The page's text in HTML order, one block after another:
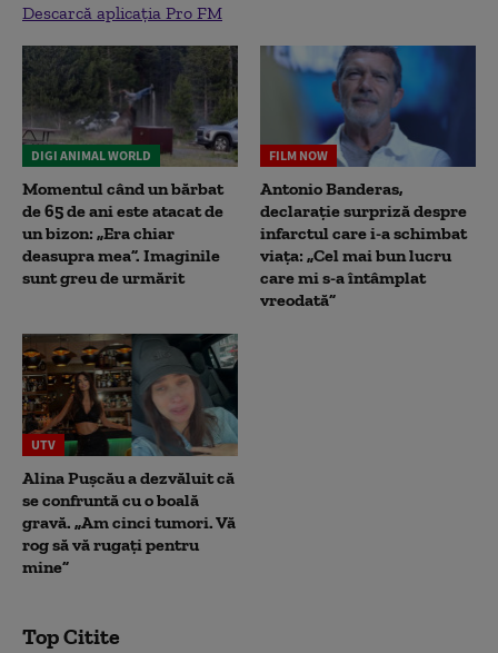
Descarcă aplicația Pro FM
DIGI ANIMAL WORLD
Momentul când un bărbat
de 65 de ani este atacat de
un bizon: „Era chiar
deasupra mea”. Imaginile
sunt greu de urmărit
FILM NOW
Antonio Banderas,
declarație surpriză despre
infarctul care i-a schimbat
viața: „Cel mai bun lucru
care mi s-a întâmplat
vreodată”
UTV
Alina Pușcău a dezvăluit că
se confruntă cu o boală
gravă. „Am cinci tumori. Vă
rog să vă rugați pentru
mine”
Top Citite